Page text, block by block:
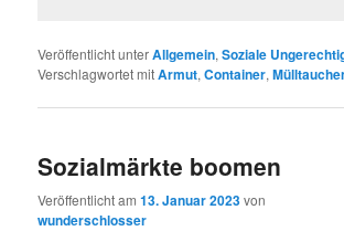
Veröffentlicht unterAllgemein,Soziale
Verschlagwortet mitArmut,Container,
Sozialmärkte boomen
Veröffentlicht am13. Januar 2023von
wunderschlosser